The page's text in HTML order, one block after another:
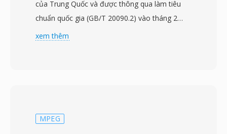
của Trung Quốc và được thông qua làm tiêu
chuẩn quốc gia (GB/T 20090.2) vào tháng 2
năm 2006. Dự án bắt đầu từ năm 2002 với
đương với H.264/AVC trong khi sử dụng khung
xem thêm
MPEG